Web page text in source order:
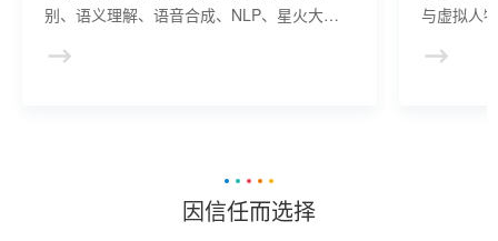
别、语义理解、语音合成、NLP、星火大模
建、AI驱动、多模态交互的多场景虚拟人产
与虚拟人
景，可广
因信任而选择